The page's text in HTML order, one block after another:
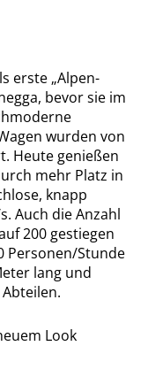
erste „Alpen-
bevor sie im
wurden von
Heute genießen
mehr Platz in
knapp
Auch die Anzahl
200 gestiegen
Personen/Stunde
lang und
Look